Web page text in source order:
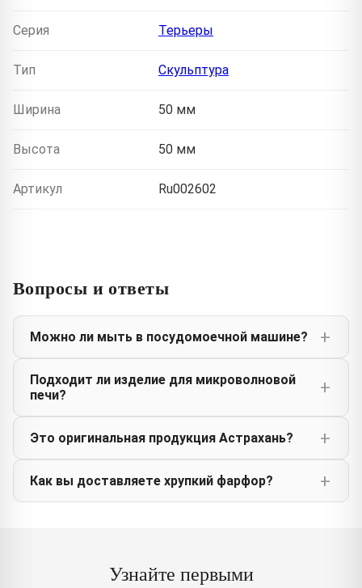
Серия Терьеры
Тип Скульптура
Ширина 50 мм
Высота 50 мм
Артикул Ru002602
Вопросы и ответы
Можно ли мыть в посудомоечной машине?
Подходит ли изделие для микроволновой
печи?
Это оригинальная продукция Астрахань?
Как вы доставляете хрупкий фарфор?
Узнайте первыми